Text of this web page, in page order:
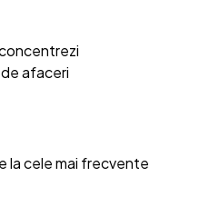
afaceri
la cele mai frecvente